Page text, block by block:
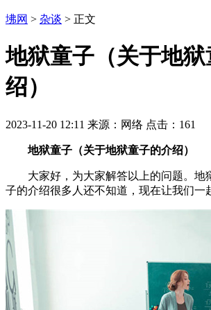
坲网 > 杂谈 > 正文
地狱童子（关于地
绍）
2023-11-20 12:11 来源：网络 点击： 161
地狱童子（关于地狱童子的介绍）
大家好，为大家解答以上的问题。地
子的介绍很多人还不知道，现在让我们一